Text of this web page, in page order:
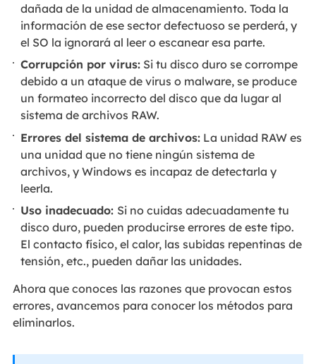
dañada de la unidad de almacenamiento. Toda la
información de ese sector defectuoso se perderá, y
el SO la ignorará al leer o escanear esa parte.
Corrupción por virus: Si tu disco duro se corrompe
debido a un ataque de virus o malware, se produce
un formateo incorrecto del disco que da lugar al
sistema de archivos RAW.
Errores del sistema de archivos: La unidad RAW es
una unidad que no tiene ningún sistema de
archivos, y Windows es incapaz de detectarla y
leerla.
Uso inadecuado: Si no cuidas adecuadamente tu
disco duro, pueden producirse errores de este tipo.
El contacto físico, el calor, las subidas repentinas de
tensión, etc., pueden dañar las unidades.
Ahora que conoces las razones que provocan estos
errores, avancemos para conocer los métodos para
eliminarlos.